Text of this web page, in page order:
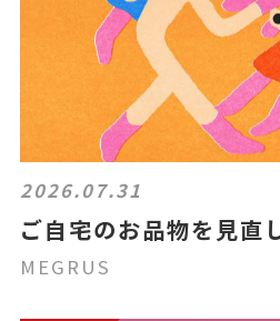
2026.07.31
ご自宅のお品物を見直
MEGRUS